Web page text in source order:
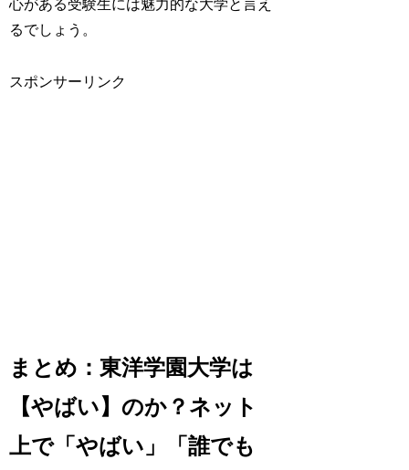
心がある受験生には魅力的な大学と言え
るでしょう。
スポンサーリンク
まとめ：東洋学園大学は
【やばい】のか？ネット
上で「やばい」「誰でも